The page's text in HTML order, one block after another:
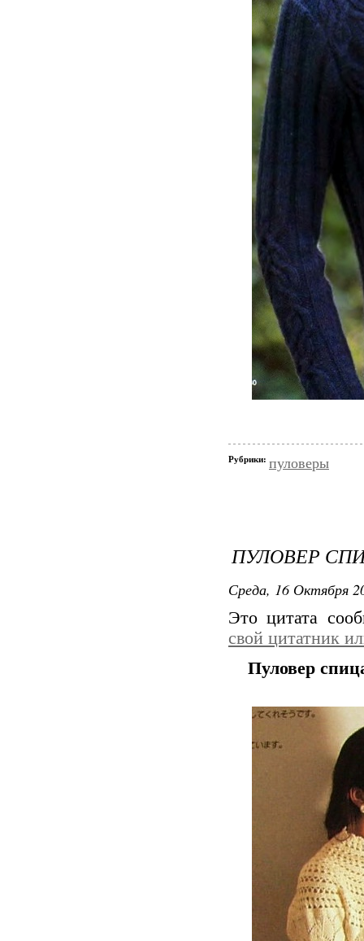
Рубрики: пуловеры
ПУЛОВЕР
Среда, 16 Октября
Это цитата
свой цитатник
Пуловер